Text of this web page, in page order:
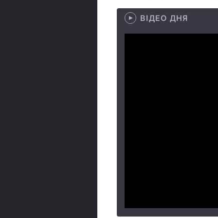
ВІДЕО ДНЯ